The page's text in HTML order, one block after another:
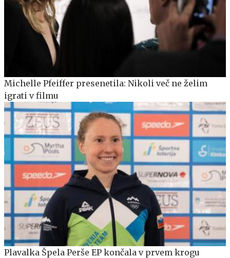
Michelle Pfeiffer presenetila: Nikoli več ne želim
igrati v filmu
Plavalka Špela Perše EP končala v prvem krogu